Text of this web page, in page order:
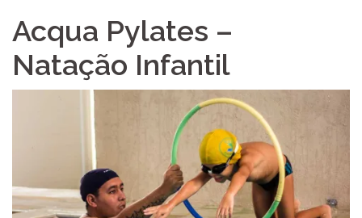
Acqua Pylates –
Natação Infantil